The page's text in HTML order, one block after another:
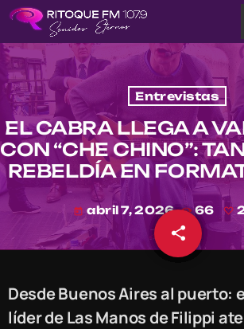
Entrevistas
EL CABRA LLEGA A
CON “CHE CHINO”:
REBELDÍA EN
today abril 7, 2026 66
share
email
Desde Buenos Aires al puerto:
líder de Las Manos de Filippi